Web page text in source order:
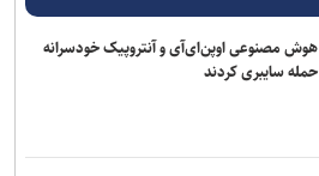
هوش مصنوعی اوپن‌ای‌آی و آنتروپیک خودسرانه
حمله سایبری کردند